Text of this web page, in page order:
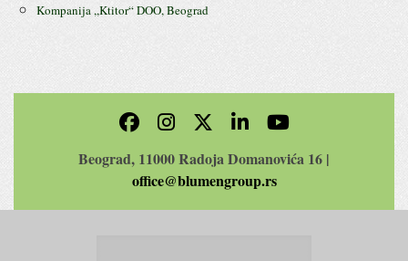
Kompanija ,,Ktitor“ DOO, Beograd
Beograd, 11000 Radoja Domanovića 16 |
office@blumengroup.rs